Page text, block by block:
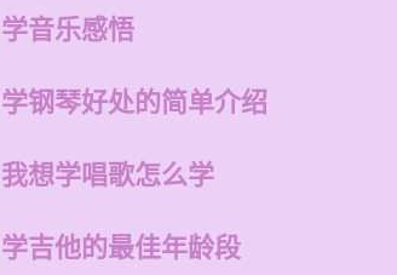
学音乐感悟
学钢琴好处的简单介绍
我想学唱歌怎么学
学吉他的最佳年龄段